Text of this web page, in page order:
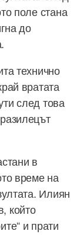
поле стана
до
технично
вратата
след това
в
време на
Илиян
който
и прати